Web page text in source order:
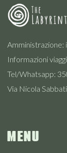
Amministrazione:
Informazioni
Tel/Whatsapp:
Via Nicola
MENU